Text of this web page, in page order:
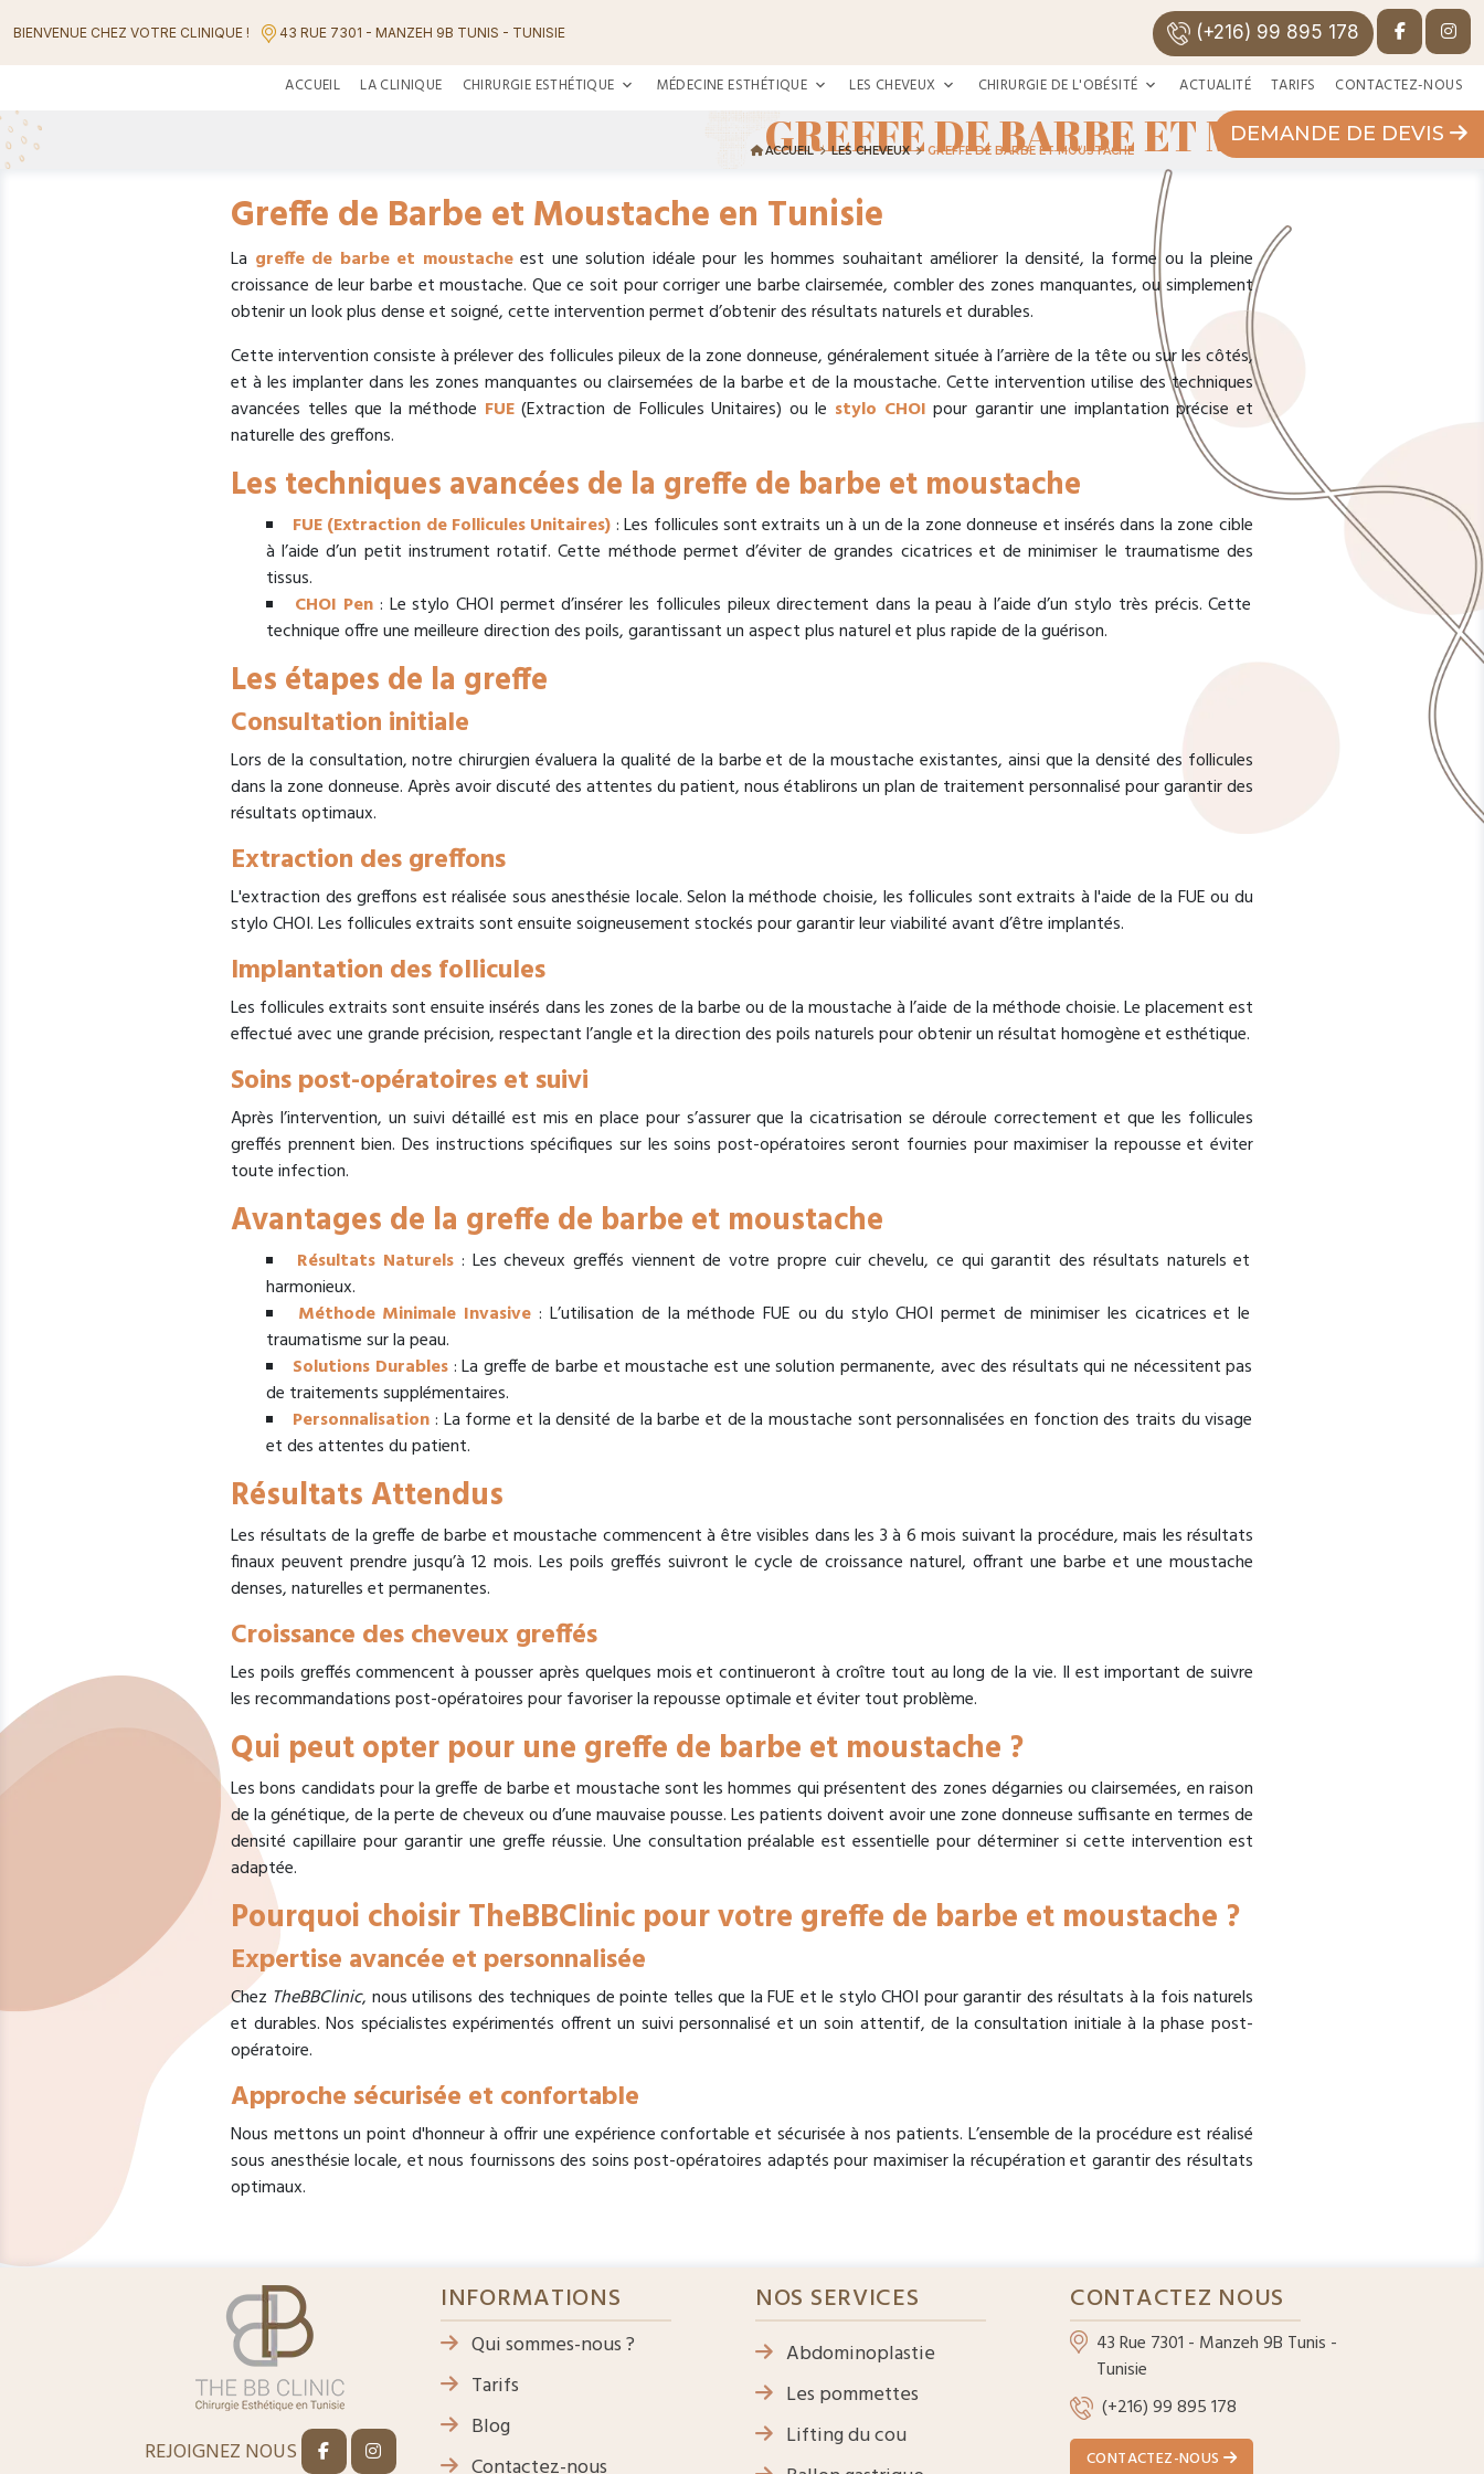
BIENVENUE CHEZ VOTRE CLINIQUE ! 43 RUE 7301 - MANZEH 9B TUNIS - TUNISIE (+216) 99 895 178
ACCUEIL LA CLINIQUE CHIRURGIE ESTHÉTIQUE MÉDECINE ESTHÉTIQUE LES CHEVEUX CHIRURGIE DE L'OBÉSITÉ ACTUALITÉ TARIFS CONTACTEZ-NOUS
DEMANDE DE DEVIS
GREFFE DE BARBE ET MOUSTACHE
ACCUEIL LES CHEVEUX GREFFE DE BARBE ET MOUSTACHE
Greffe de Barbe et Moustache en Tunisie
La greffe de barbe et moustacheest une solution idéale pour les hommes souhaitant améliorer la densité, la forme ou la pleine
croissance de leur barbe et moustache. Que ce soit pour corriger une barbe clairsemée, combler des zones manquantes, ou simplement
obtenir un look plus dense et soigné, cette intervention permet d’obtenir des résultats naturels et durables.
Cette intervention consiste à prélever des follicules pileux de la zone donneuse, généralement située à l’arrière de la tête ou sur les côtés,
et à les implanter dans les zones manquantes ou clairsemées de la barbe et de la moustache. Cette intervention utilise des techniques
avancées telles que la méthode FUE(Extraction de Follicules Unitaires) ou le stylo CHOI pour garantir une implantation précise et
naturelle des greffons.
Les techniques avancées de la greffe de barbe et moustache
FUE (Extraction de Follicules Unitaires): Les follicules sont extraits un à un de la zone donneuse et insérés dans la zone cible
à l’aide d’un petit instrument rotatif. Cette méthode permet d’éviter de grandes cicatrices et de minimiser le traumatisme des
tissus.
CHOI Pen : Le stylo CHOI permet d’insérer les follicules pileux directement dans la peau à l’aide d’un stylo très précis. Cette
technique offre une meilleure direction des poils, garantissant un aspect plus naturel et plus rapide de la guérison.
Les étapes de la greffe
Consultation initiale
Lors de la consultation, notre chirurgien évaluera la qualité de la barbe et de la moustache existantes, ainsi que la densité des follicules
dans la zone donneuse. Après avoir discuté des attentes du patient, nous établirons un plan de traitement personnalisé pour garantir des
résultats optimaux.
Extraction des greffons
L'extraction des greffons est réalisée sous anesthésie locale. Selon la méthode choisie, les follicules sont extraits à l'aide de la FUE ou du
stylo CHOI. Les follicules extraits sont ensuite soigneusement stockés pour garantir leur viabilité avant d’être implantés.
Implantation des follicules
Les follicules extraits sont ensuite insérés dans les zones de la barbe ou de la moustache à l’aide de la méthode choisie. Le placement est
effectué avec une grande précision, respectant l’angle et la direction des poils naturels pour obtenir un résultat homogène et esthétique.
Soins post-opératoires et suivi
Après l’intervention, un suivi détaillé est mis en place pour s’assurer que la cicatrisation se déroule correctement et que les follicules
greffés prennent bien. Des instructions spécifiques sur les soins post-opératoires seront fournies pour maximiser la repousse et éviter
toute infection.
Avantages de la greffe de barbe et moustache
Résultats Naturels : Les cheveux greffés viennent de votre propre cuir chevelu, ce qui garantit des résultats naturels et
harmonieux.
Méthode Minimale Invasive : L’utilisation de la méthode FUE ou du stylo CHOI permet de minimiser les cicatrices et le
traumatisme sur la peau.
Solutions Durables: La greffe de barbe et moustache est une solution permanente, avec des résultats qui ne nécessitent pas
de traitements supplémentaires.
Personnalisation: La forme et la densité de la barbe et de la moustache sont personnalisées en fonction des traits du visage
et des attentes du patient.
Résultats Attendus
Les résultats de la greffe de barbe et moustache commencent à être visibles dans les 3 à 6 mois suivant la procédure, mais les résultats
finaux peuvent prendre jusqu’à 12 mois. Les poils greffés suivront le cycle de croissance naturel, offrant une barbe et une moustache
denses, naturelles et permanentes.
Croissance des cheveux greffés
Les poils greffés commencent à pousser après quelques mois et continueront à croître tout au long de la vie. Il est important de suivre
les recommandations post-opératoires pour favoriser la repousse optimale et éviter tout problème.
Qui peut opter pour une greffe de barbe et moustache ?
Les bons candidats pour la greffe de barbe et moustache sont les hommes qui présentent des zones dégarnies ou clairsemées, en raison
de la génétique, de la perte de cheveux ou d’une mauvaise pousse. Les patients doivent avoir une zone donneuse suffisante en termes de
densité capillaire pour garantir une greffe réussie. Une consultation préalable est essentielle pour déterminer si cette intervention est
adaptée.
Pourquoi choisir TheBBClinic pour votre greffe de barbe et moustache ?
Expertise avancée et personnalisée
Chez TheBBClinic, nous utilisons des techniques de pointe telles que la FUE et le stylo CHOI pour garantir des résultats à la fois naturels
et durables. Nos spécialistes expérimentés offrent un suivi personnalisé et un soin attentif, de la consultation initiale à la phase post-
opératoire.
Approche sécurisée et confortable
Nous mettons un point d'honneur à offrir une expérience confortable et sécurisée à nos patients. L’ensemble de la procédure est réalisé
sous anesthésie locale, et nous fournissons des soins post-opératoires adaptés pour maximiser la récupération et garantir des résultats
optimaux.
REJOIGNEZ NOUS
INFORMATIONS
Qui sommes-nous ?
Tarifs
Blog
NOS SERVICES
Abdominoplastie
Les pommettes
Lifting du cou
CONTACTEZ NOUS
43 Rue 7301 - Manzeh 9B Tunis -
Tunisie
(+216) 99 895 178
CONTACTEZ-NOUS